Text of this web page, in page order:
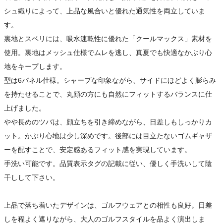
シュ織りによって、上品な風合いと優れた通気性を両立していま
す。
裏地とスベリには、吸水速乾性に優れた「クールマックス」素材を
使用。裏地はメッシュ仕様でムレを逃し、真夏でも快適なかぶり心
地をキープします。
型は6パネル仕様。シャープな印象ながら、サイドにほどよく膨らみ
を持たせることで、丸顔の方にも自然にフィットするバランスに仕
上げました。
やや長めのツバは、顔立ちを引き締めながら、日差しもしっかりカ
ット。かぶり心地は少し深めです。後部には目立たないゴムギャザ
ーを配すことで、安定感あるフィット感を実現しています。
手洗い可能です。品質表示タグの記載に従い、優しく手洗いして陰
干しして下さい。
上品で落ち着いたデザインは、ゴルフウェアとの相性も良好。日差
しを程よく遮りながら、大人のゴルフスタイルを品よく演出しま